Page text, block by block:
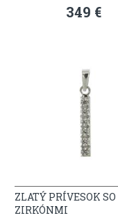
349 €
ZLATÝ PRÍVESOK SO
ZIRKÓNMI